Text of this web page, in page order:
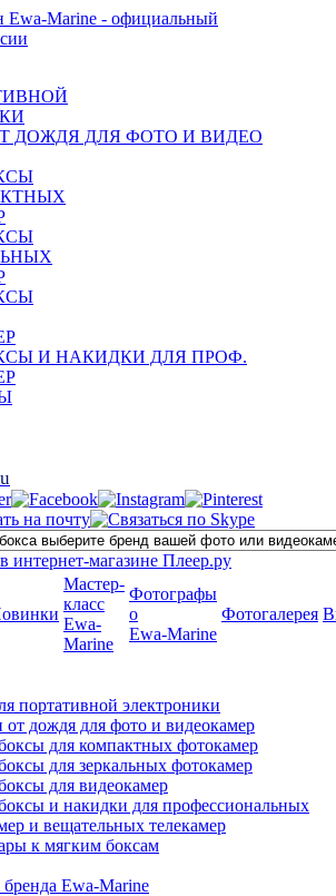
ДОЖДЯ ДЛЯ ФОТО И ВИДЕО
И НАКИДКИ ДЛЯ ПРОФ.
Мастер-
класс
Ewa-
Marine
Фотографы
о
Ewa-Marine
Фотогалерея
портативной электроники
дождя для фото и видеокамер
для компактных фотокамер
для зеркальных фотокамер
для видеокамер
и накидки для профессиональных
и вещательных телекамер
к мягким боксам
Ewa-Marine